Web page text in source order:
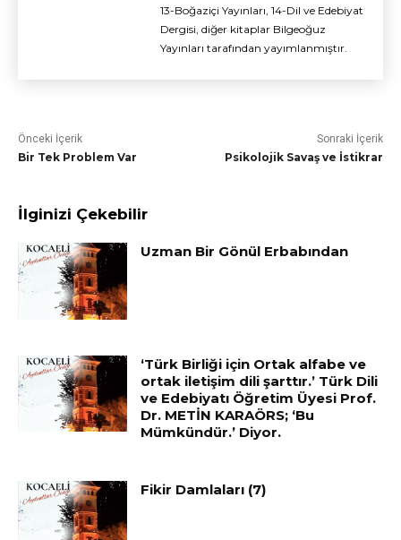
13-Boğaziçi Yayınları, 14-Dil ve Edebiyat
Dergisi, diğer kitaplar Bilgeoğuz
Yayınları tarafından yayımlanmıştır.
Önceki İçerik
Bir Tek Problem Var
Sonraki İçerik
Psikolojik Savaş ve İstikrar
İlginizi Çekebilir
Uzman Bir Gönül Erbabından
‘Türk Birliği için Ortak alfabe ve
ortak iletişim dili şarttır.’ Türk Dili
ve Edebiyatı Öğretim Üyesi Prof.
Dr. METİN KARAÖRS; ‘Bu
Mümkündür.’ Diyor.
Fikir Damlaları (7)